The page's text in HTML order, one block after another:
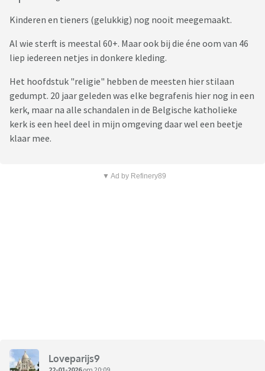
Kinderen en tieners (gelukkig) nog nooit meegemaakt.
Al wie sterft is meestal 60+. Maar ook bij die éne oom van 46
liep iedereen netjes in donkere kleding.
Het hoofdstuk "religie" hebben de meesten hier stilaan
gedumpt. 20 jaar geleden was elke begrafenis hier nog in een
kerk, maar na alle schandalen in de Belgische katholieke
kerk is een heel deel in mijn omgeving daar wel een beetje
klaar mee.
▼ Ad by Refinery89
Loveparijs9